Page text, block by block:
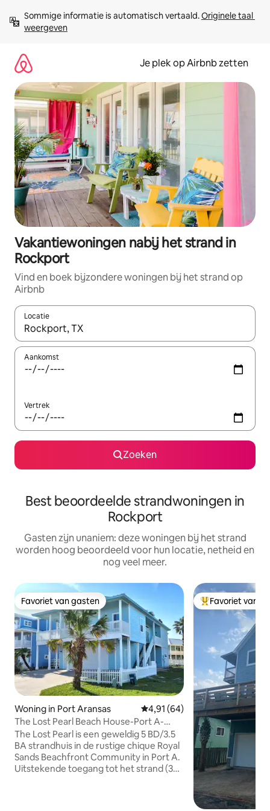
direct
naar
Sommige informatie is automatisch vertaald. Originele taal
weergeven
Je plek op Airbnb zetten
Vakantiewoningen nabij het strand in
Rockport
Vind en boek bijzondere woningen bij het strand op
Airbnb
Locatie
Wanneer er resultaten beschikbaar zijn, maak je een keuze
Aankomst
Vertrek
Zoeken
Best beoordeelde strandwoningen in
Rockport
Gasten zijn unaniem: deze woningen bij het strand
worden hoog beoordeeld voor hun locatie, netheid en
nog veel meer.
Favoriet van gasten
Favoriet van gasten
Woning in Port Aransas Gemiddelde beoordeling van
4,91 (64)
The Lost Pearl Beach House-Port A-
5B/3,5 Slaapplaatsen 14
The Lost Pearl is een geweldig 5 BD/3.5
BA strandhuis in de rustige chique Royal
Sands Beachfront Community in Port A.
Uitstekende toegang tot het strand (3
Topfavoriet van
Favoriet van